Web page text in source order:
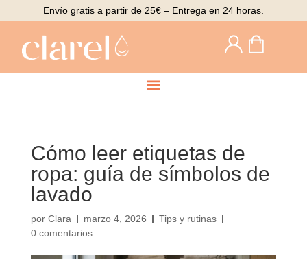
Envío gratis a partir de 25€ – Entrega en 24 horas.
Cómo leer etiquetas de
ropa: guía de símbolos de
lavado
porClara marzo 4, 2026
Tips y rutinas
0 comentarios